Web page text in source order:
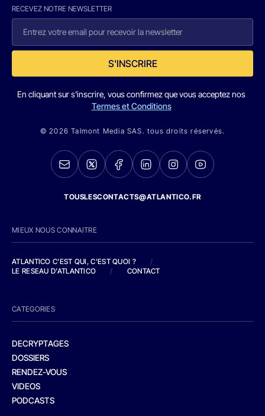
RECEVEZ NOTRE NEWSLETTER
S'INSCRIRE
En cliquant sur s'inscrire, vous confirmez que vous acceptez nos
Termes et Conditions
© 2026 Talmont Media SAS. tous droits réservés.
TOUSLESCONTACTS@ATLANTICO.FR
MIEUX NOUS CONNAITRE
ATLANTICO C'EST QUI, C'EST QUOI ?
/
LE RESEAU D'ATLANTICO
/ CONTACT
CATEGORIES
DECRYPTAGES
DOSSIERS
RENDEZ-VOUS
VIDEOS
PODCASTS